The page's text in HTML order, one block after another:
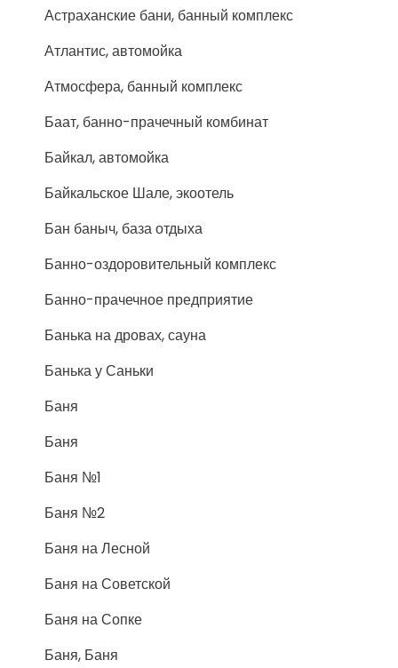
Астраханские бани, банный комплекс
Атлантис, автомойка
Атмосфера, банный комплекс
Баат, банно-прачечный комбинат
Байкал, автомойка
Байкальское Шале, экоотель
Бан баныч, база отдыха
Банно-оздоровительный комплекс
Банно-прачечное предприятие
Банька на дровах, сауна
Банька у Саньки
Баня
Баня
Баня №1
Баня №2
Баня на Лесной
Баня на Советской
Баня на Сопке
Баня, Баня